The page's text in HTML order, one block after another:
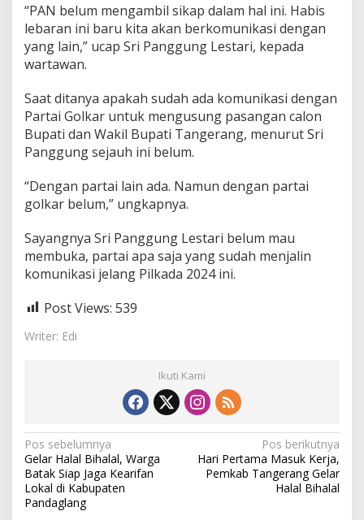
“PAN belum mengambil sikap dalam hal ini. Habis
lebaran ini baru kita akan berkomunikasi dengan
yang lain,” ucap Sri Panggung Lestari, kepada
wartawan.
Saat ditanya apakah sudah ada komunikasi dengan
Partai Golkar untuk mengusung pasangan calon
Bupati dan Wakil Bupati Tangerang, menurut Sri
Panggung sejauh ini belum.
“Dengan partai lain ada. Namun dengan partai
golkar belum,” ungkapnya.
Sayangnya Sri Panggung Lestari belum mau
membuka, partai apa saja yang sudah menjalin
komunikasi jelang Pilkada 2024 ini.
Post Views: 539
Writer: Edi
Ikuti Kami
N
a
v
Pos sebelumnya
Gelar Halal Bihalal, Warga
Batak Siap Jaga Kearifan
Lokal di Kabupaten
Pandaglang
Pos berikutnya
Hari Pertama Masuk Kerja,
Pemkab Tangerang Gelar
Halal Bihalal